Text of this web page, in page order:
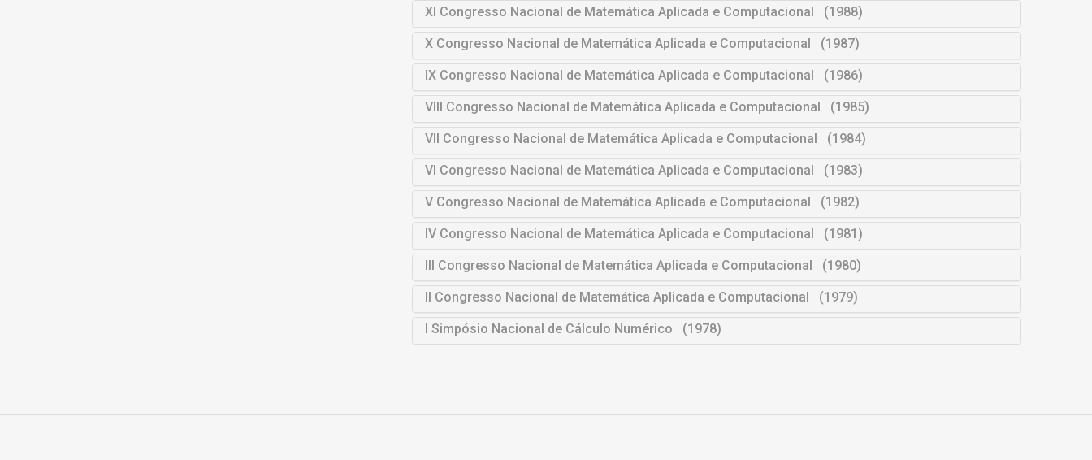
XI Congresso Nacional de Matemática Aplicada e Computacional (1988)
X Congresso Nacional de Matemática Aplicada e Computacional (1987)
IX Congresso Nacional de Matemática Aplicada e Computacional (1986)
VIII Congresso Nacional de Matemática Aplicada e Computacional (1985)
VII Congresso Nacional de Matemática Aplicada e Computacional (1984)
VI Congresso Nacional de Matemática Aplicada e Computacional (1983)
V Congresso Nacional de Matemática Aplicada e Computacional (1982)
IV Congresso Nacional de Matemática Aplicada e Computacional (1981)
III Congresso Nacional de Matemática Aplicada e Computacional (1980)
II Congresso Nacional de Matemática Aplicada e Computacional (1979)
I Simpósio Nacional de Cálculo Numérico (1978)